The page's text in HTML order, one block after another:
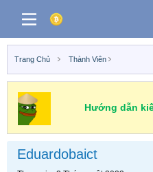
Trang Chủ Thành Viên
Hướng dẫn
Eduardobaict